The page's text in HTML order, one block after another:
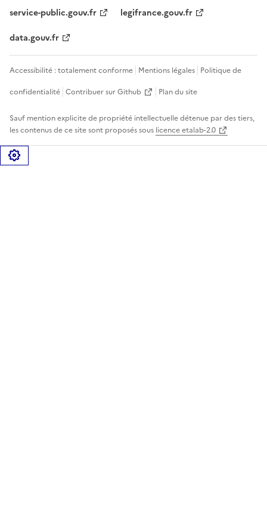
service-public.gouv.fr
legifrance.gouv.fr
data.gouv.fr
Accessibilité : totalement conforme Mentions légales Politique de
confidentialité Contribuer sur Github Plan du site
Sauf mention explicite de propriété intellectuelle détenue par des tiers,
les contenus de ce site sont proposés sous licence etalab-2.0
Gérer les cookies